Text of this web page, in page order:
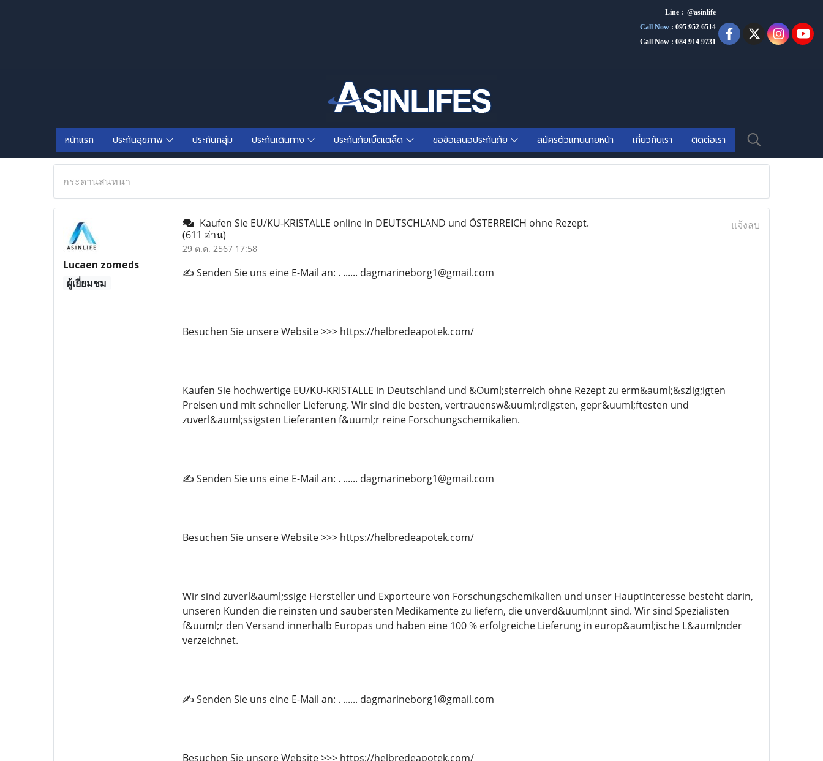
Line : @asinlife
Call Now : 095 952 6514
Call Now : 084 914 9731
หน้าแรก ประกันสุขภาพ ประกันกลุ่ม ประกันเดินทาง ประกันภัยเบ็ตเตล็ด ขอข้อเสนอประกันภัย สมัครตัวแทนนายหน้า เกี่ยวกับเรา ติดต่อเรา
กระดานสนทนา
Lucaen zomeds
ผู้เยี่ยมชม
Kaufen Sie EU/KU-KRISTALLE online in DEUTSCHLAND und ÖSTERREICH ohne Rezept.
(611 อ่าน)
29 ต.ค. 2567 17:58
แจ้งลบ
✍️ Senden Sie uns eine E-Mail an: . ...... dagmarineborg1@gmail.com
Besuchen Sie unsere Website >>> https://helbredeapotek.com/
Kaufen Sie hochwertige EU/KU-KRISTALLE in Deutschland und &Ouml;sterreich ohne Rezept zu erm&auml;&szlig;igten
Preisen und mit schneller Lieferung. Wir sind die besten, vertrauensw&uuml;rdigsten, gepr&uuml;ftesten und
zuverl&auml;ssigsten Lieferanten f&uuml;r reine Forschungschemikalien.
✍️ Senden Sie uns eine E-Mail an: . ...... dagmarineborg1@gmail.com
Besuchen Sie unsere Website >>> https://helbredeapotek.com/
Wir sind zuverl&auml;ssige Hersteller und Exporteure von Forschungschemikalien und unser Hauptinteresse besteht darin,
unseren Kunden die reinsten und saubersten Medikamente zu liefern, die unverd&uuml;nnt sind. Wir sind Spezialisten
f&uuml;r den Versand innerhalb Europas und haben eine 100 % erfolgreiche Lieferung in europ&auml;ische L&auml;nder
verzeichnet.
✍️ Senden Sie uns eine E-Mail an: . ...... dagmarineborg1@gmail.com
Besuchen Sie unsere Website >>> https://helbredeapotek.com/